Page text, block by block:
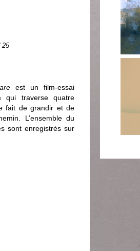
25
est un film-essai
qui traverse quatre
fait de grandir et de
L’ensemble du
sont enregistrés sur